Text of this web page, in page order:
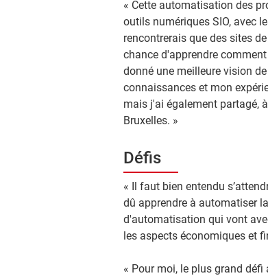
« Cette automatisation des
outils numériques SIO, avec
rencontrerais que des sites
chance d'apprendre
donné une meilleure vision
connaissances et mon
mais j'ai également partagé,
Bruxelles. »
Défis
« Il faut bien entendu
dû apprendre à automatiser
d'automatisation qui vont
les aspects économiques et
« Pour moi, le plus grand